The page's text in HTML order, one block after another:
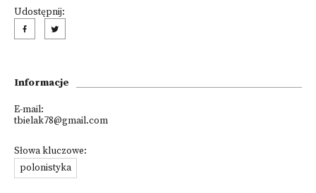
Udostępnij:
Informacje
E-mail:
tbielak78@gmail.com
Słowa kluczowe:
polonistyka